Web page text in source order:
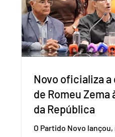
injustificadas e
obrigações
Unid
Novo oficializa a
de Romeu Zema
da República
O Partido Novo